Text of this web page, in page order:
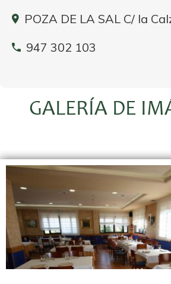
POZA DE LA SAL C/ la
947 302 103
GALERÍA DE